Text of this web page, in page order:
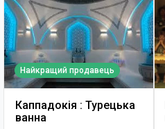
Найкращий продавець
Каппадокія : Турецька
ванна